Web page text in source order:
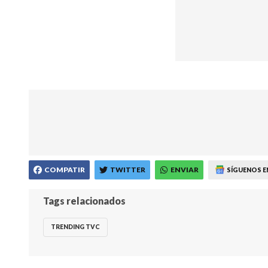
COMPATIR TWITTER ENVIAR SÍGUENOS
Tags relacionados
TRENDING TVC